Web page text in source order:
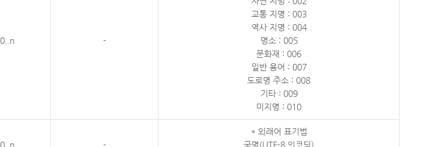
0..n -
교통 지명 : 003
역사 지명 : 004
명소 : 005
문화재 : 006
일반 용어 : 007
도로명 주소 : 008
기타 : 009
미지명 : 010
0..n -
* 외래어 표기법
국명(UTF-8 인코딩)